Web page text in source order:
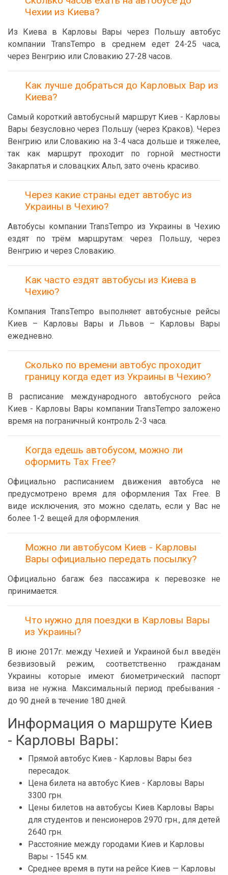
Чехии из Киева?
Из Киева в Карловы Вары через Польшу автобус
компании TransTempo в среднем едет 24-25 часа,
через Венгрию или Словакию 27-28 часов.
Как лучше добраться до Карловых Вар из
Киева?
Самый короткий автобусный маршрут Киев - Карловы
Вары безусловно через Польшу (через Краков). Через
Венгрию или Словакию на 3-4 часа дольше и тяжелее,
так как маршрут проходит по горной местности
Закарпатья и словацких Альп, зато очень красиво.
Через какие страны едет автобус из
Украины в Чехию?
Автобусы компании TransTempo из Украины в Чехию
ездят по трём маршрутам: через Польшу, через
Венгрию и через Словакию.
Как часто ездят автобусы из Киева в
Чехию?
Компания TransTempo выполняет автобусные рейсы
Киев – Карловы Вары и Львов – Карловы Вары
ежедневно.
Сколько по времени автобус проходит
границу когда едет из Украины в Чехию?
В расписание международного автобусного рейса
Киев - Карловы Вары компании TransTempo заложено
время на пограничный контроль 2-3 часа.
Когда едешь автобусом, можно ли
оформить Tax Free?
Официально расписанием движения автобуса не
предусмотрено время для оформления Tax Free. В
виде исключения, это можно сделать, если у Вас не
более 1-2 вещей для оформления.
Можно ли автобусом Киев - Карловы
Вары официально передать посылку?
Официально багаж без пассажира к перевозке не
принимается.
Что нужно для поездки в Карловы Вары
из Украины?
В июне 2017г. между Чехией и Украиной был введён
безвизовый режим, соответственно гражданам
Украины которые имеют биометрический паспорт
виза не нужна. Максимальный период пребывания -
до 90 дней в течение 180 дней.
Информация о маршруте Киев
- Карловы Вары:
Прямой автобус Киев - Карловы Вары без
пересадок.
Цена билета на автобус Киев - Карловы Вары
3300 грн.
Цены билетов на автобусы Киев Карловы Вары
для студентов и пенсионеров 2970 грн., для детей
2640 грн.
Расстояние между городами Киев и Карловы
Вары - 1545 км.
Среднее время в пути на рейсе Киев — Карловы